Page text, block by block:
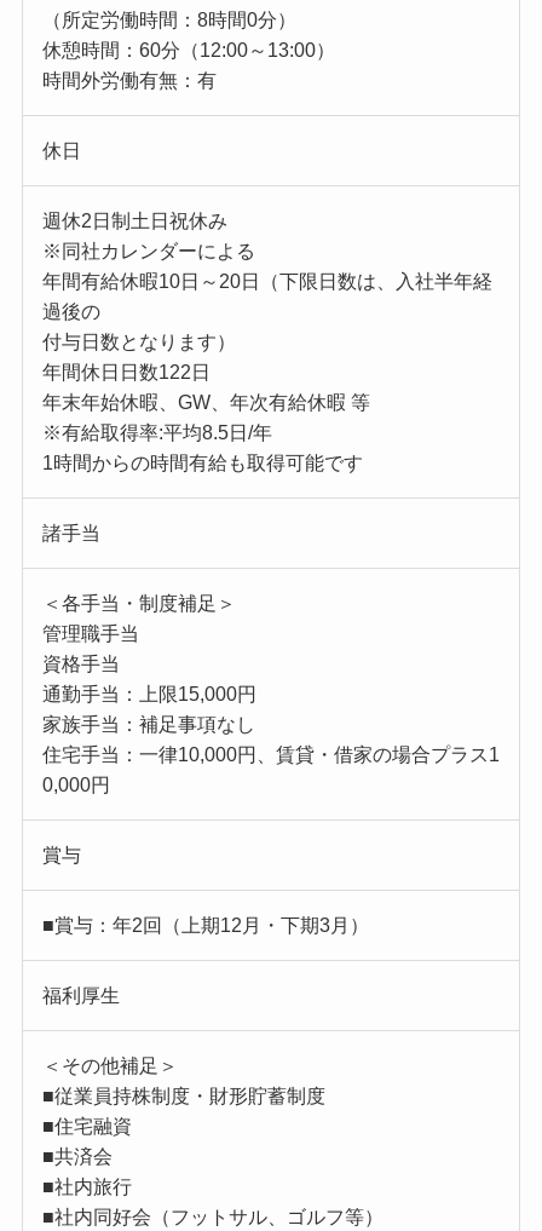
（所定労働時間：8時間0分）
休憩時間：60分（12:00～13:00）
時間外労働有無：有
休日
週休2日制土日祝休み
※同社カレンダーによる
年間有給休暇10日～20日（下限日数は、入社半年経
過後の
付与日数となります）
年間休日日数122日
年末年始休暇、GW、年次有給休暇 等
※有給取得率:平均8.5日/年
1時間からの時間有給も取得可能です
諸手当
＜各手当・制度補足＞
管理職手当
資格手当
通勤手当：上限15,000円
家族手当：補足事項なし
住宅手当：一律10,000円、賃貸・借家の場合プラス1
0,000円
賞与
■賞与：年2回（上期12月・下期3月）
福利厚生
＜その他補足＞
■従業員持株制度・財形貯蓄制度
■住宅融資
■共済会
■社内旅行
■社内同好会（フットサル、ゴルフ等）